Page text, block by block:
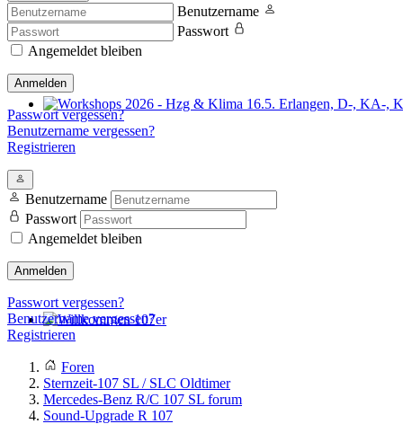
Workshops 2026 - Hzg & Klima 16.5. Erlangen, D-, KA-, KE-
Willkommen 107er
Benutzername
Passwort
Angemeldet bleiben
Anmelden
Passwort vergessen?
Benutzername vergessen?
Registrieren
Benutzername
Passwort
Angemeldet bleiben
Anmelden
Passwort vergessen?
Benutzername vergessen?
Registrieren
Foren
Sternzeit-107 SL / SLC Oldtimer
Mercedes-Benz R/C 107 SL forum
Sound-Upgrade R 107